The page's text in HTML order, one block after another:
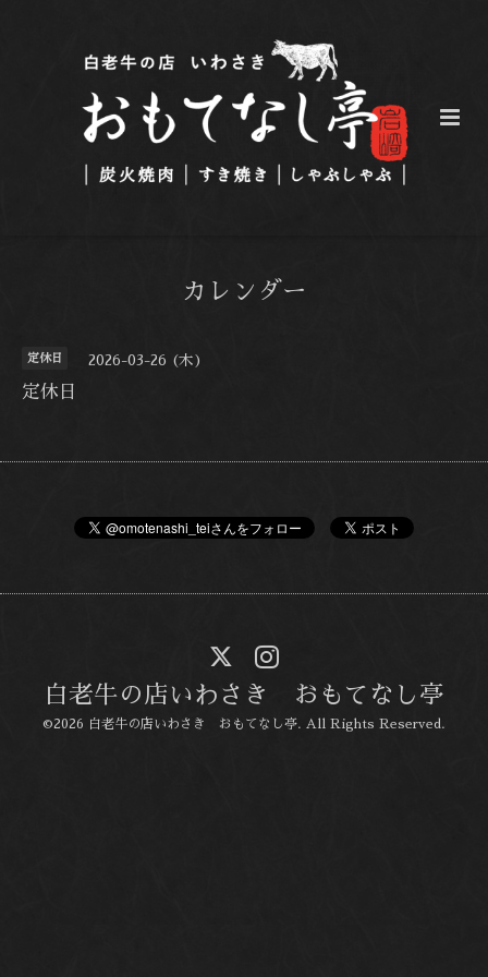
カレンダー
定休日 2026-03-26 (木)
定休日
白老牛の店いわさき おもてなし亭
©2026 白老牛の店いわさき おもてなし亭. All Rights Reserved.